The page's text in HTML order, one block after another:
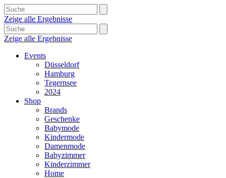
Zeige alle Ergebnisse
Zeige alle Ergebnisse
Events
Düsseldorf
Hamburg
Tegernsee
2024
Shop
Brands
Geschenke
Babymode
Kindermode
Damenmode
Babyzimmer
Kinderzimmer
Home